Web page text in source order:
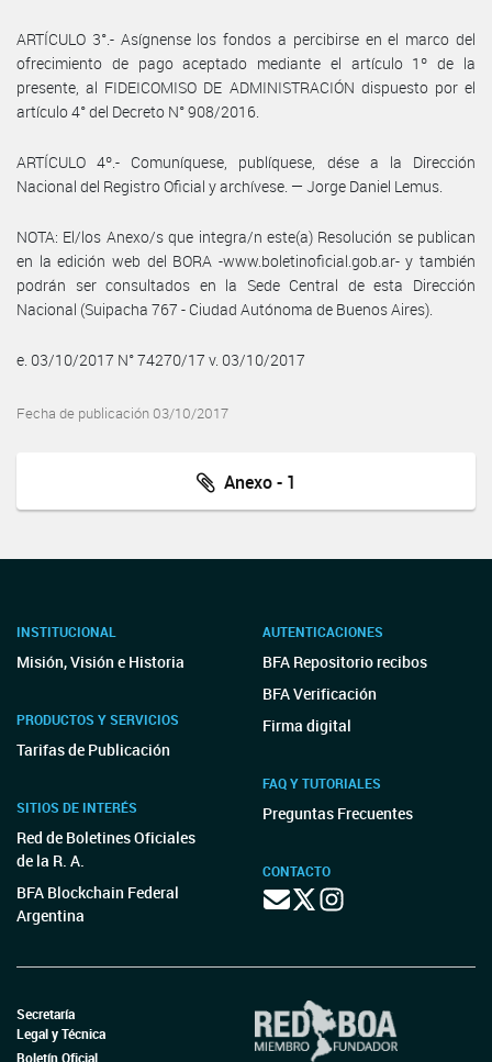
ARTÍCULO 3°.- Asígnense los fondos a percibirse en el marco del
ofrecimiento de pago aceptado mediante el artículo 1º de la
presente, al FIDEICOMISO DE ADMINISTRACIÓN dispuesto por el
artículo 4° del Decreto N° 908/2016.
ARTÍCULO 4º.- Comuníquese, publíquese, dése a la Dirección
Nacional del Registro Oficial y archívese. — Jorge Daniel Lemus.
NOTA: El/los Anexo/s que integra/n este(a) Resolución se publican
en la edición web del BORA -www.boletinoficial.gob.ar- y también
podrán ser consultados en la Sede Central de esta Dirección
Nacional (Suipacha 767 - Ciudad Autónoma de Buenos Aires).
e. 03/10/2017 N° 74270/17 v. 03/10/2017
Fecha de publicación 03/10/2017
Anexo - 1
INSTITUCIONAL
Misión, Visión e Historia
PRODUCTOS Y SERVICIOS
Tarifas de Publicación
SITIOS DE INTERÉS
Red de Boletines Oficiales
de la R. A.
BFA Blockchain Federal
Argentina
AUTENTICACIONES
BFA Repositorio recibos
BFA Verificación
Firma digital
FAQ Y TUTORIALES
Preguntas Frecuentes
CONTACTO
Secretaría
Legal y Técnica
Boletín Oficial